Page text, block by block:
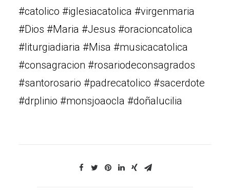
#catolico #iglesiacatolica #virgenmaria
#Dios #Maria #Jesus #oracioncatolica
#liturgiadiaria #Misa #musicacatolica
#consagracion #rosariodeconsagrados
#santorosario #padrecatolico #sacerdote
#drplinio #monsjoaocla #doñalucilia